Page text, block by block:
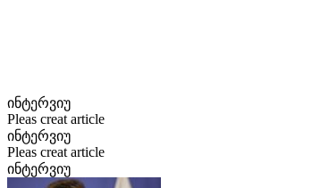
ინტერვიუ
Pleas creat article
ინტერვიუ
Pleas creat article
ინტერვიუ